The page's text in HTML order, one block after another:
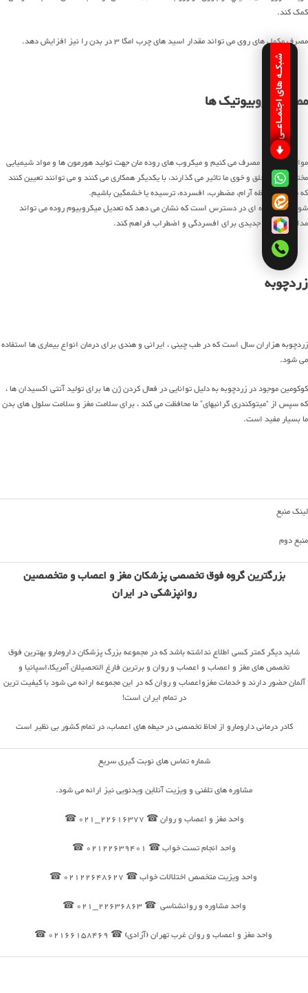
کمک کند.
مصرف مکمل های روی می تواند مقدار اسید های چرب امگا 3 در بدن را نیز افزایش دهد.
مصرف پروبیوتیک ها
مواد غذایی که مصرف می کنیم و میکروب های روده مان جهت تولید هورمون ها و مواد شیمیایی
مختلفی که بر خلق و خوی ما تاثیر می گذارند، با یکدیگر همکاری می کنند و می توانند تعیین کنند
که ما در یک لحظه آرام، مضطرب، افسرده، ترسیده یا خشمگین باشیم.
شواهد فزاینده ای در دسترس است که نشان می دهد که تعدیل میکروبیوم روده می تواند
مداخله درمانی جدیدی برای افسردگی و اضطراب فراهم کند.
زردچوبه
زردچوبه هزاران سال است که در طب چینی ، ایرانی و هندی برای درمان انواع بیماری ها استفاده
می شود.
کوکومین موجود در زردچوبه به دلیل توانایی در فعال کردن ژن ها برای تولید آنتی اکسیدان ها ،
که سپس از “میتوکندری گرانبهای” ما محافظت می کند ، برای سلامت مغز و سلامت سلول های بدن
ما بسیار مفید است.
لینک منبع
منبع دوم
بزرگترین گروه فوق تخصصی پزشکان مغز و اعصاب و متخصصین
روانپزشکی در ایران
شاید دیگر کمتر کسی اطلاع نداشته باشد که در مجموعه بزرگ پزشکان دارومارو بهترین فوق
تخصص های مغز و اعصاب و اعصاب و روان و برترین فارغ التحصیلان آمریکا،اسپانیا و
آلمان حضور دارند و خدمات مغزواعصاب و روان که در این مجموعه ارائه می شود با کیفیت ترین
در تمام ایران است!
کادر درمانی دارومارو از لحاظ تخصصی در حیطه های اعصاب، در تمام کشور بی نظیر است
شماره تماس های نوبت گیری سریع
مشاوره های تلفنی و ویزیت آنلاین ویدئویی نیز ارائه می شود.
واحد مغز و اعصاب و روان ☎ 22616377_021 ☎
واحد انجام تست خواب ☎ 02122639401 ☎
واحد ویزیت متخصص اختلالات خواب ☎ 02122648627 ☎
واحد مشاوره و روانشناسی ☎ 22636863_021 ☎
واحد مغز و اعصاب و روان غرب تهران (آزادی) ☎ 02166158469 ☎
شبکـه های اجتمـاعـی